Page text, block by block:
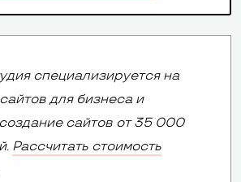
специализируется на
для бизнеса и
сайтов от 35 000
Рассчитать стоимость